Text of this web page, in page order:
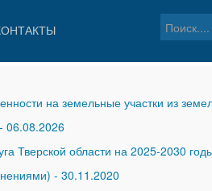
на земельные участки из
- 06.08.2026
Тверской области на 2025-2030
- 30.11.2020